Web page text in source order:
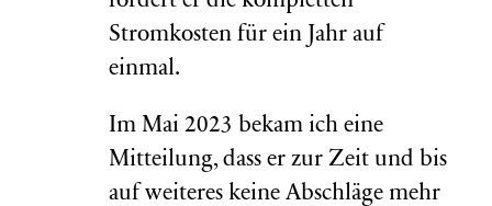
Stromkosten für ein Jahr auf
einmal.
Im Mai 2023 bekam ich eine
Mitteilung, dass er zur Zeit und bis
auf weiteres keine Abschläge mehr